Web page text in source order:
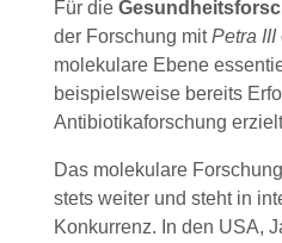
Für die
der Forschung mitPetra III
molekulare Ebene
beispielsweise bereits
Antibiotikaforschung
Das molekulare
stets weiter und steht in
Konkurrenz. In den USA,